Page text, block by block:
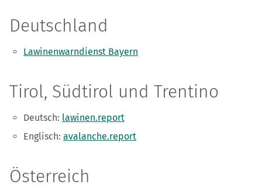
Deutschland
Lawinenwarndienst Bayern
Tirol, Südtirol und Trentino
Deutsch: lawinen.report
Englisch: avalanche.report
Österreich